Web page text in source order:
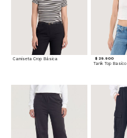
Camiseta Crop Básica $ 29.900
Tank Top Basico